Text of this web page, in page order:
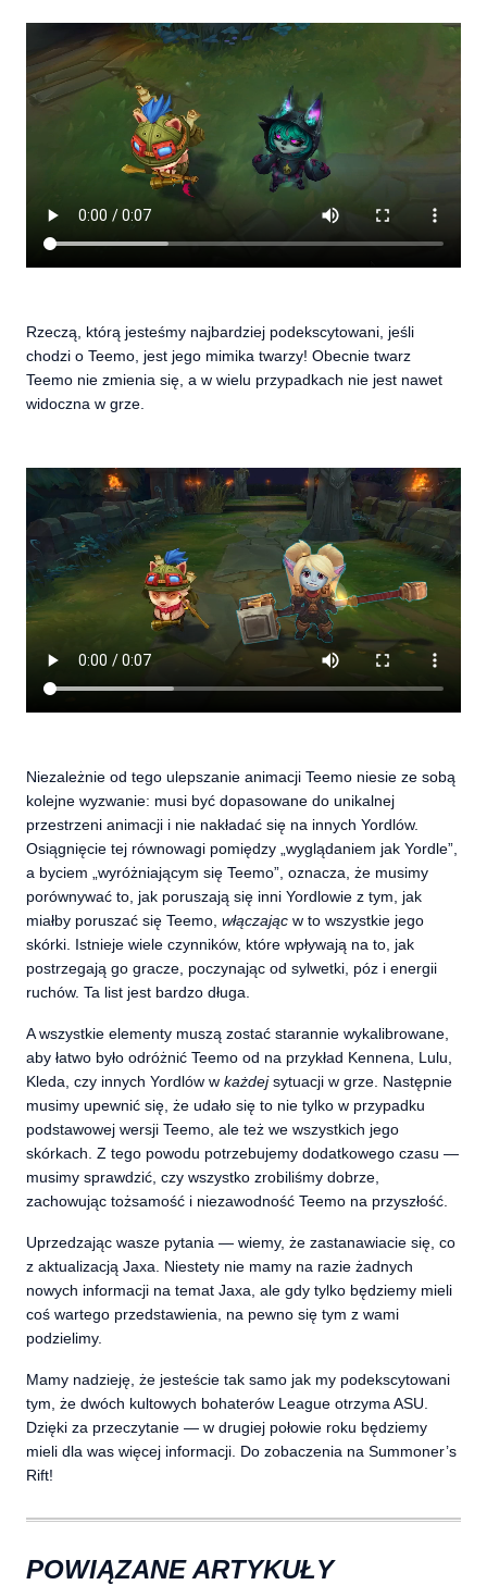
Rzeczą, którą jesteśmy najbardziej podekscytowani, jeśli
chodzi o Teemo, jest jego mimika twarzy! Obecnie twarz
Teemo nie zmienia się, a w wielu przypadkach nie jest nawet
widoczna w grze.
Niezależnie od tego ulepszanie animacji Teemo niesie ze sobą
kolejne wyzwanie: musi być dopasowane do unikalnej
przestrzeni animacji i nie nakładać się na innych Yordlów.
Osiągnięcie tej równowagi pomiędzy „wyglądaniem jak Yordle”,
a byciem „wyróżniającym się Teemo”, oznacza, że musimy
porównywać to, jak poruszają się inni Yordlowie z tym, jak
miałby poruszać się Teemo, włączając w to wszystkie jego
skórki. Istnieje wiele czynników, które wpływają na to, jak
postrzegają go gracze, poczynając od sylwetki, póz i energii
ruchów. Ta list jest bardzo długa.
A wszystkie elementy muszą zostać starannie wykalibrowane,
aby łatwo było odróżnić Teemo od na przykład Kennena, Lulu,
Kleda, czy innych Yordlów w każdejsytuacji w grze. Następnie
musimy upewnić się, że udało się to nie tylko w przypadku
podstawowej wersji Teemo, ale też we wszystkich jego
skórkach. Z tego powodu potrzebujemy dodatkowego czasu —
musimy sprawdzić, czy wszystko zrobiliśmy dobrze,
zachowując tożsamość i niezawodność Teemo na przyszłość.
Uprzedzając wasze pytania — wiemy, że zastanawiacie się, co
z aktualizacją Jaxa. Niestety nie mamy na razie żadnych
nowych informacji na temat Jaxa, ale gdy tylko będziemy mieli
coś wartego przedstawienia, na pewno się tym z wami
podzielimy.
Mamy nadzieję, że jesteście tak samo jak my podekscytowani
tym, że dwóch kultowych bohaterów League otrzyma ASU.
Dzięki za przeczytanie — w drugiej połowie roku będziemy
mieli dla was więcej informacji. Do zobaczenia na Summoner’s
Rift!
POWIĄZANE ARTYKUŁY